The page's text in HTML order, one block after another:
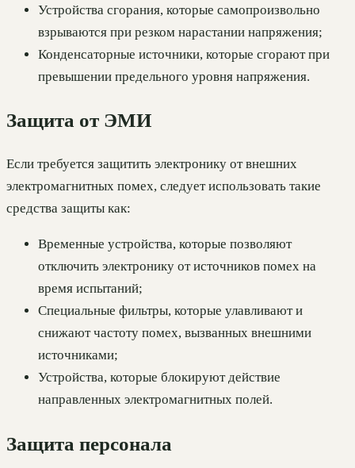
Устройства сгорания, которые самопроизвольно
взрываются при резком нарастании напряжения;
Конденсаторные источники, которые сгорают при
превышении предельного уровня напряжения.
Защита от ЭМИ
Если требуется защитить электронику от внешних
электромагнитных помех, следует использовать такие
средства защиты как:
Временные устройства, которые позволяют
отключить электронику от источников помех на
время испытаний;
Специальные фильтры, которые улавливают и
снижают частоту помех, вызванных внешними
источниками;
Устройства, которые блокируют действие
направленных электромагнитных полей.
Защита персонала